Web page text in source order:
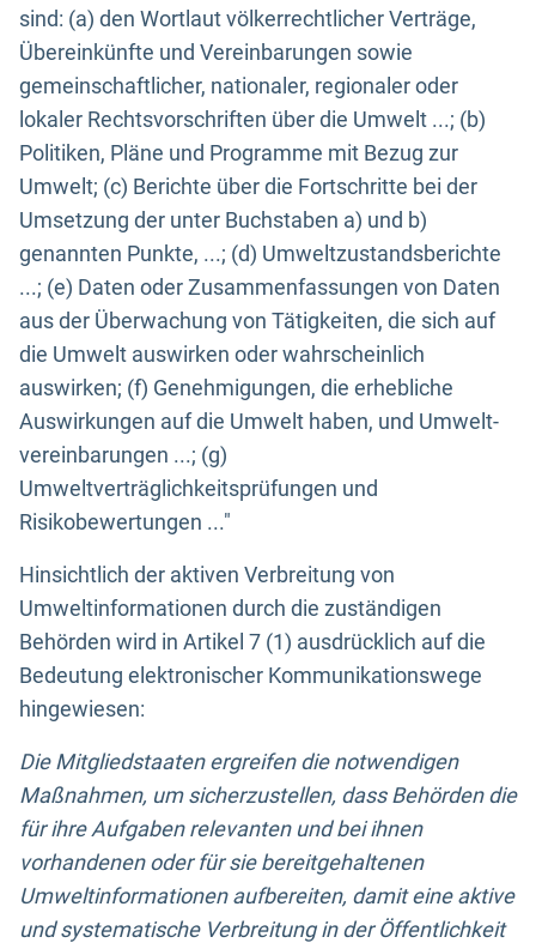
sind: (a) den Wortlaut völkerrechtlicher Verträge,
Übereinkünfte und Vereinbarungen sowie
gemeinschaftlicher, nationaler, regionaler oder
lokaler Rechtsvorschriften über die Umwelt ...; (b)
Politiken, Pläne und Programme mit Bezug zur
Umwelt; (c) Berichte über die Fortschritte bei der
Umsetzung der unter Buchstaben a) und b)
genannten Punkte, ...; (d) Umweltzustandsberichte
...; (e) Daten oder Zusammenfassungen von Daten
aus der Überwachung von Tätigkeiten, die sich auf
die Umwelt auswirken oder wahrscheinlich
auswirken; (f) Genehmigungen, die erhebliche
Auswirkungen auf die Umwelt haben, und Umwelt-
vereinbarungen ...; (g)
Umweltverträglichkeitsprüfungen und
Risikobewertungen ..."
Hinsichtlich der aktiven Verbreitung von
Umweltinformationen durch die zuständigen
Behörden wird in Artikel 7 (1) ausdrücklich auf die
Bedeutung elektronischer Kommunikationswege
hingewiesen:
Die Mitgliedstaaten ergreifen die notwendigen
Maßnahmen, um sicherzustellen, dass Behörden die
für ihre Aufgaben relevanten und bei ihnen
vorhandenen oder für sie bereitgehaltenen
Umweltinformationen aufbereiten, damit eine aktive
und systematische Verbreitung in der Öffentlichkeit